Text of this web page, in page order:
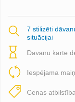
7 stilizēti
situācijai
Dāvanu karte
Iespējama
Cenas